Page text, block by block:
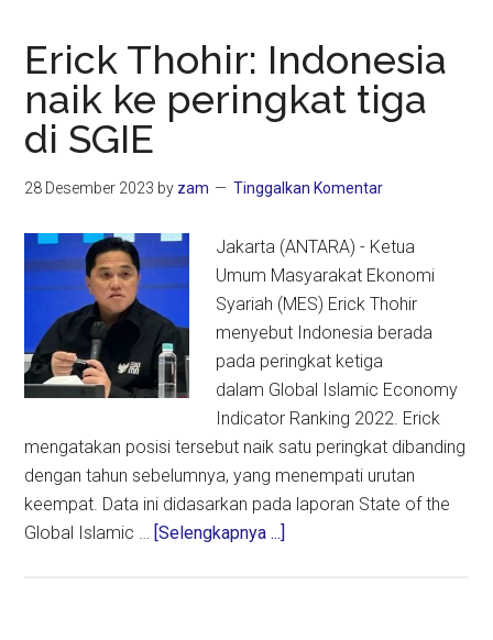
Erick Thohir: Indonesia
naik ke peringkat tiga
di SGIE
28 Desember 2023 by zam Tinggalkan Komentar
Jakarta (ANTARA) - Ketua
Umum Masyarakat Ekonomi
Syariah (MES) Erick Thohir
menyebut Indonesia berada
pada peringkat ketiga
dalam Global Islamic Economy
Indicator Ranking 2022. Erick
mengatakan posisi tersebut naik satu peringkat dibanding
dengan tahun sebelumnya, yang menempati urutan
keempat. Data ini didasarkan pada laporan State of the
Global Islamic … [Selengkapnya ...]